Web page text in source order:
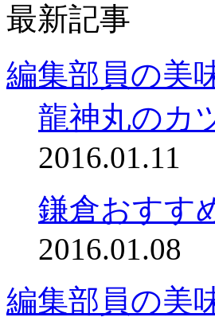
最新記事
編集部員の美
龍神丸のカ
2016.01.11
鎌倉おすす
2016.01.08
編集部員の美